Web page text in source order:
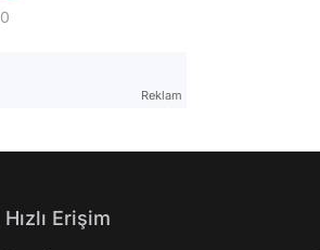
0
Reklam
Hızlı Erişim